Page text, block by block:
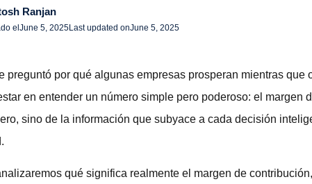
Ranjan
el June 5, 2025Last updated onJune 5, 2025
preguntó por qué algunas empresas prosperan mientras que
en entender un número simple pero poderoso: el margen
sino de la información que subyace a cada decisión
qué significa realmente el margen de